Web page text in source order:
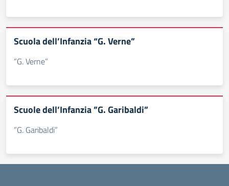
Scuola dell’Infanzia “G. Verne”
“G. Verne”
Scuole dell’Infanzia ”G. Garibaldi”
”G. Garibaldi”